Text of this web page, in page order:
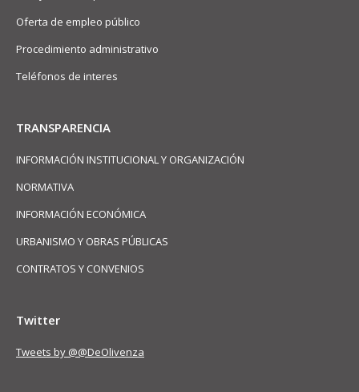
Oferta de empleo público
Procedimiento administrativo
Teléfonos de interes
TRANSPARENCIA
INFORMACIÓN INSTITUCIONAL Y ORGANIZACIÓN
NORMATIVA
INFORMACIÓN ECONÓMICA
URBANISMO Y OBRAS PÚBLICAS
CONTRATOS Y CONVENIOS
Twitter
Tweets by @@DeOlivenza